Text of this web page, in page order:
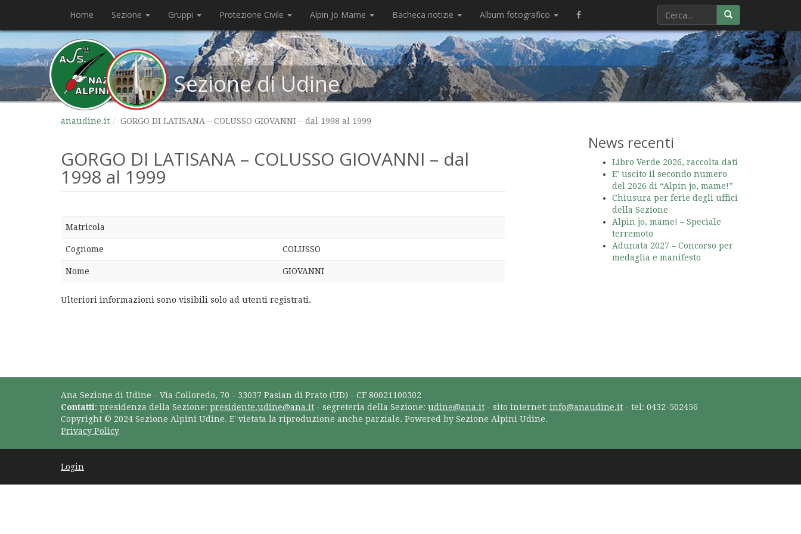
Home Sezione Gruppi Protezione Civile Alpin Jo Mame Bacheca notizie Album fotografico
Sezione di Udine
anaudine.it GORGO DI LATISANA – COLUSSO GIOVANNI – dal 1998 al 1999
GORGO DI LATISANA – COLUSSO GIOVANNI – dal
1998 al 1999
Matricola
Cognome COLUSSO
Nome GIOVANNI
Ulteriori informazioni sono visibili solo ad utenti registrati.
News recenti
Libro Verde 2026, raccolta dati
E’ uscito il secondo numero
del 2026 di “Alpin jo, mame!”
Chiusura per ferie degli uffici
della Sezione
Alpin jo, mame! – Speciale
terremoto
Adunata 2027 – Concorso per
medaglia e manifesto
Ana Sezione di Udine - Via Colloredo, 70 - 33037 Pasian di Prato (UD) - CF 80021100302
Contatti: presidenza della Sezione: presidente.udine@ana.it - segreteria della Sezione: udine@ana.it - sito internet: info@anaudine.it - tel: 0432-502456
Copyright © 2024 Sezione Alpini Udine. E' vietata la riproduzione anche parziale. Powered by Sezione Alpini Udine.
Privacy Policy
Login